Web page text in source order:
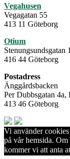
Vegahusen
Vegagatan 55
413 11 Göteborg
Otium
Stenungsundsgatan
416 44 Göteborg
Postadress
Änggårdsbacken
Per Dubbsgatan 4a,
413 46 Göteborg
Vi använder
på vår hemsida.
kommer vi att anta